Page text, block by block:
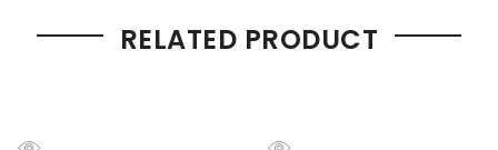
RELATED PRODUCT